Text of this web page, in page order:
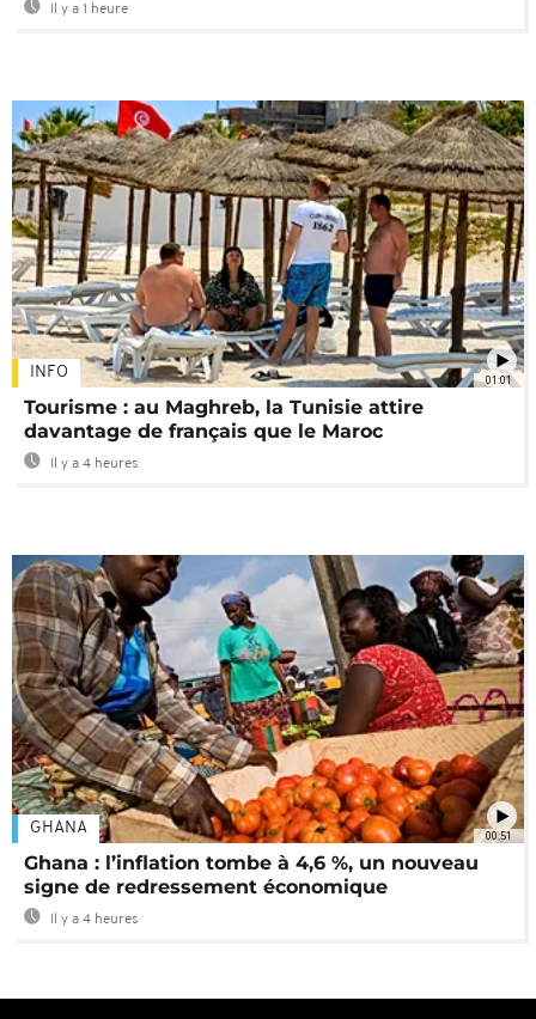
Il y a 1 heure
01:01
INFO
Tourisme : au Maghreb, la Tunisie attire
davantage de français que le Maroc
Il y a 4 heures
00:51
GHANA
Ghana : l’inflation tombe à 4,6 %, un nouveau
signe de redressement économique
Il y a 4 heures